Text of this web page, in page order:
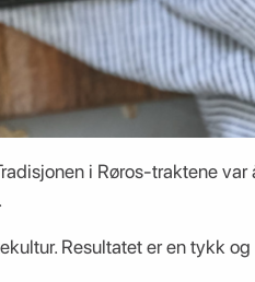
i Røros-traktene var
Resultatet er en tykk og